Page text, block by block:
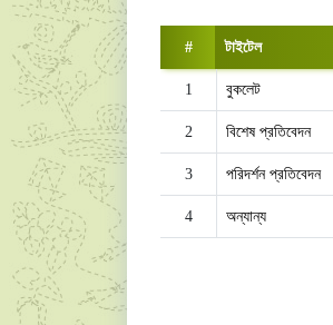
# টাইটেল
1 বুকলেট
2 বিশেষ প্রতিবেদন
3 পরিদর্শন প্রতিবেদন
4 অন্যান্য